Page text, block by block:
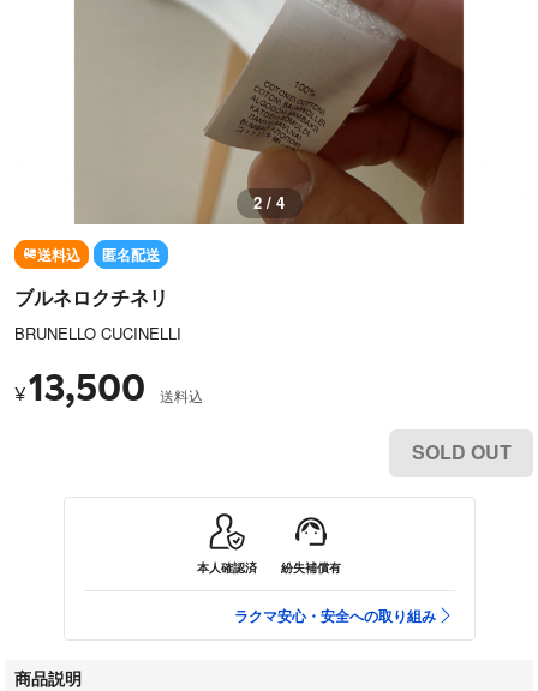
2 / 4
送料込 匿名配送
ブルネロクチネリ
BRUNELLO CUCINELLI
¥13,500 送料込
SOLD OUT
本人確認済 紛失補償有
ラクマ安心・安全への取り組み
商品説明